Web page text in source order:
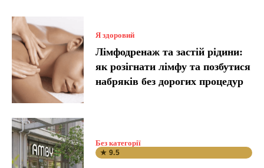
Я здоровий
Лімфодренаж та застій рідини:
як розігнати лімфу та позбутися
набряків без дорогих процедур
Без категорії
★ 9.5